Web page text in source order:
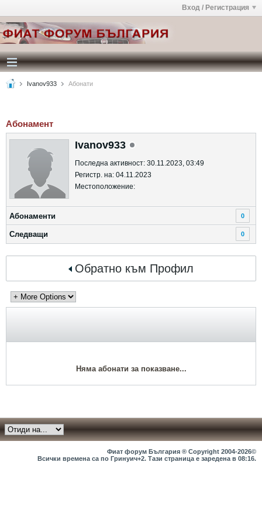
Вход / Регистрация
Ivanov933 Абонати
Абонамент
Ivanov933
Последна активност: 30.11.2023, 03:49
Регистр. на: 04.11.2023
Местоположение:
Абонаменти 0
Следващи 0
Обратно към Профил
Няма абонати за показване...
Фиат форум България ® Copyright 2004-2026©
Всички времена са по Гринуич+2. Тази страница е заредена в 08:16.